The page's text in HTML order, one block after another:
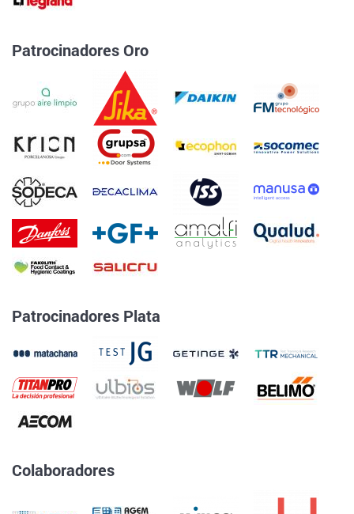
Patrocinadores Oro
Patrocinadores Plata
Colaboradores